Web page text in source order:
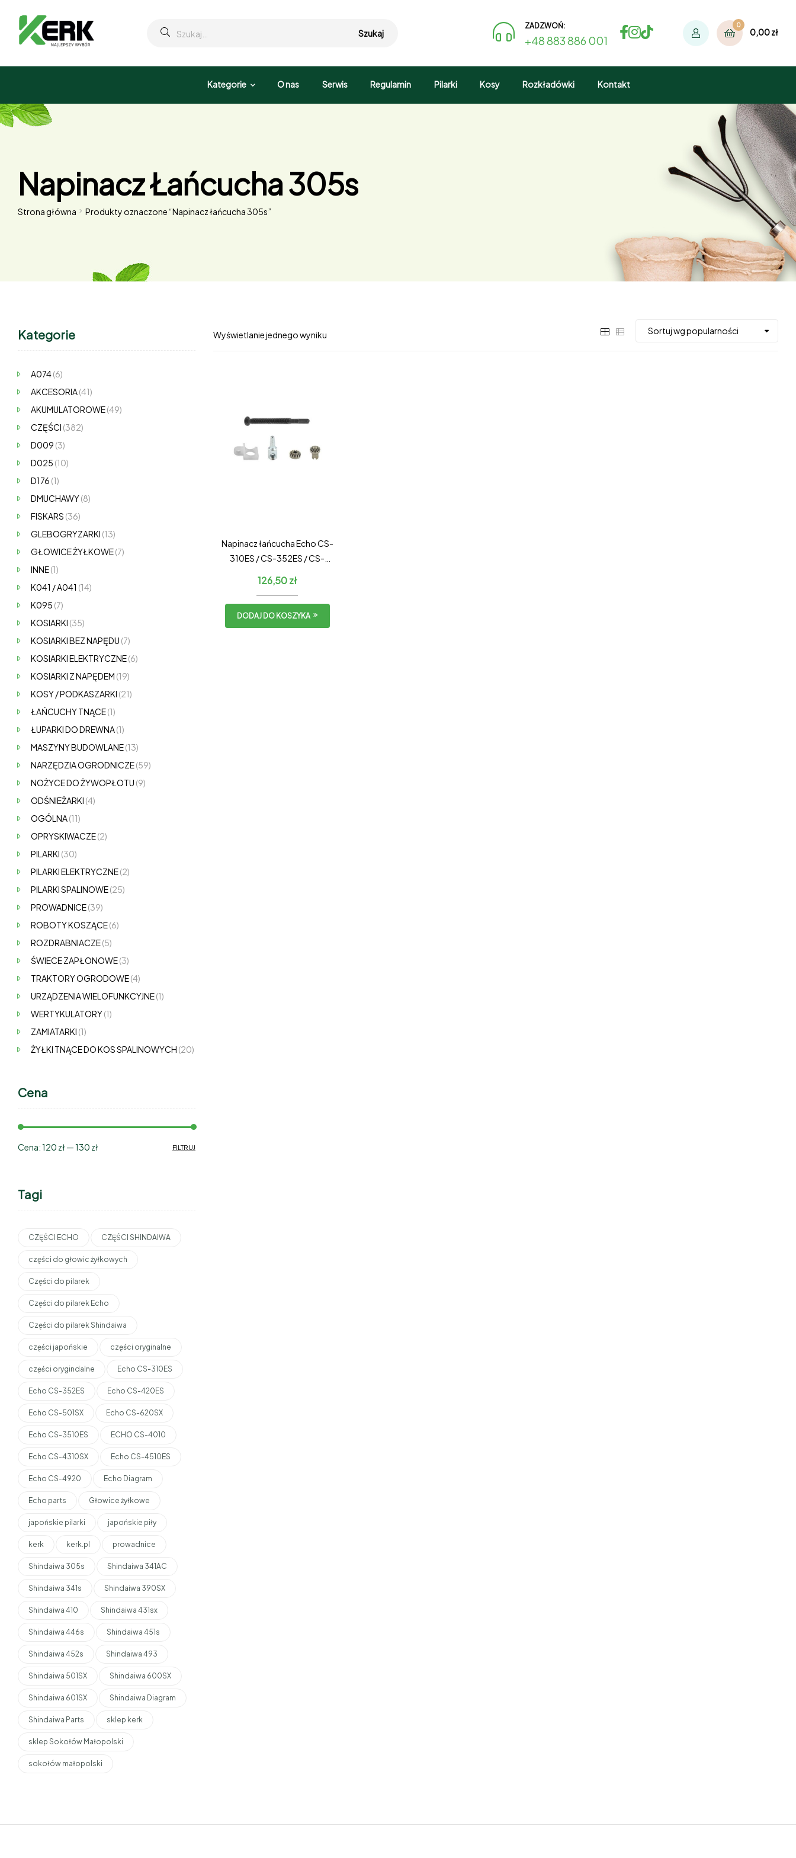
Szukaj
ZADZWOŃ:
+48 883 886 001
0
0,00zł
Kategorie O nas Serwis Regulamin Pilarki Kosy Rozkładówki Kontakt
Napinacz Łańcucha 305s
Strona główna Produkty oznaczone “Napinacz łańcucha 305s”
Wyświetlanie jednego wyniku
Napinacz łańcucha Echo CS-
310ES / CS-352ES / CS-
341AC – KOMPLETNY
126,50zł
DODAJ DO KOSZYKA
Kategorie
A074(6)
AKCESORIA(41)
AKUMULATOROWE(49)
CZĘŚCI (382)
D009 (3)
D025 (10)
D176 (1)
DMUCHAWY(8)
FISKARS (36)
GLEBOGRYZARKI (13)
GŁOWICE ŻYŁKOWE(7)
INNE(1)
K041 / A041 (14)
K095 (7)
KOSIARKI (35)
KOSIARKI BEZ NAPĘDU (7)
KOSIARKI ELEKTRYCZNE(6)
KOSIARKI Z NAPĘDEM (19)
KOSY / PODKASZARKI (21)
ŁAŃCUCHY TNĄCE(1)
ŁUPARKI DO DREWNA(1)
MASZYNY BUDOWLANE(13)
NARZĘDZIA OGRODNICZE(59)
NOŻYCE DO ŻYWOPŁOTU (9)
ODŚNIEŻARKI (4)
OGÓLNA(11)
OPRYSKIWACZE(2)
PILARKI (30)
PILARKI ELEKTRYCZNE(2)
PILARKI SPALINOWE(25)
PROWADNICE(39)
ROBOTY KOSZĄCE(6)
ROZDRABNIACZE(5)
ŚWIECE ZAPŁONOWE(3)
TRAKTORY OGRODOWE(4)
URZĄDZENIA WIELOFUNKCYJNE(1)
WERTYKULATORY(1)
ZAMIATARKI (1)
ŻYŁKI TNĄCE DO KOS SPALINOWYCH (20)
Cena
FILTRUJ
Cena:120 zł—130 zł
Tagi
CZĘŚCI ECHO CZĘŚCI SHINDAIWA
części do głowic żyłkowych
Części do pilarek
Części do pilarek Echo
Części do pilarek Shindaiwa
części japońskie części oryginalne
części orygindalne Echo CS-310ES
Echo CS-352ES Echo CS-420ES
Echo CS-501SX Echo CS-620SX
Echo CS-3510ES ECHO CS-4010
Echo CS-4310SX Echo CS-4510ES
Echo CS-4920 Echo Diagram
Echo parts Głowice żyłkowe
japońskie pilarki japońskie piły
kerk kerk.pl prowadnice
Shindaiwa 305s Shindaiwa 341AC
Shindaiwa 341s Shindaiwa 390SX
Shindaiwa 410 Shindaiwa 431sx
Shindaiwa 446s Shindaiwa 451s
Shindaiwa 452s Shindaiwa 493
Shindaiwa 501SX Shindaiwa 600SX
Shindaiwa 601SX Shindaiwa Diagram
Shindaiwa Parts sklep kerk
sklep Sokołów Małopolski
sokołów małopolski